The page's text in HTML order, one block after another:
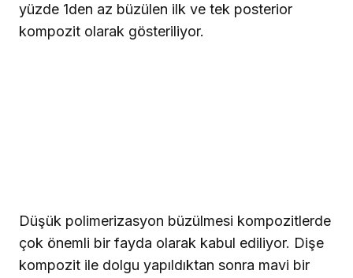
yüzde 1den az büzülen ilk ve tek posterior
kompozit olarak gösteriliyor.
Düşük polimerizasyon büzülmesi kompozitlerde
çok önemli bir fayda olarak kabul ediliyor. Dişe
kompozit ile dolgu yapıldıktan sonra mavi bir